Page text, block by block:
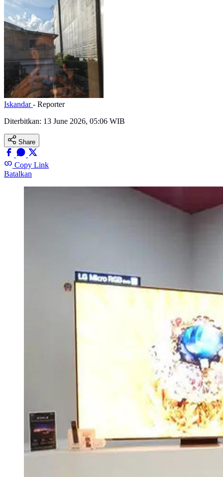
Iskandar- Reporter
Diterbitkan: 13 June 2026, 05:06 WIB
Share
Copy Link
Batalkan